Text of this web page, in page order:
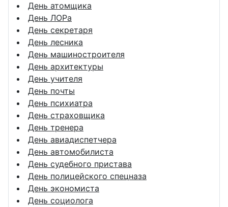
День атомщика
День ЛОРа
День секретаря
День лесника
День машиностроителя
День архитектуры
День учителя
День почты
День психиатра
День страховщика
День тренера
День авиадиспетчера
День автомобилиста
День судебного пристава
День полицейского спецназа
День экономиста
День социолога